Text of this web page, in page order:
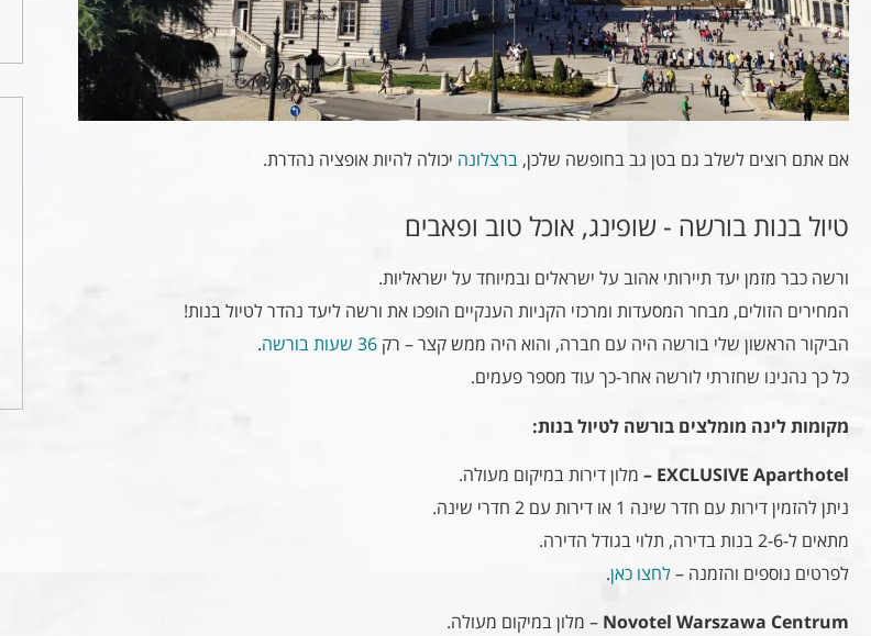
אם אתם רוצים לשלב גם בטן גב בחופשה שלכן, ברצלונה יכולה להיות אופציה נהדרת.
טיול בנות בורשה - שופינג, אוכל טוב ופאבים
ורשה כבר מזמן יעד תיירותי אהוב על ישראלים ובמיוחד על ישראליות.
המחירים הזולים, מבחר המסעדות ומרכזי הקניות הענקיים הופכו את ורשה ליעד נהדר לטיול בנות!
הביקור הראשון שלי בורשה היה עם חברה, והוא היה ממש קצר – רק 36 שעות בורשה
.
כל כך נהנינו שחזרתי לורשה אחר-כך עוד מספר פעמים.
מקומות לינה מומלצים בורשה לטיול בנות:
EXCLUSIVE Aparthotel –
מלון דירות במיקום מעולה.
ניתן להזמין דירות עם חדר שינה 1 או דירות עם 2 חדרי שינה.
מתאים ל-2-6 בנות בדירה, תלוי בגודל הדירה.
לפרטים נוספים והזמנה –לחצו כאן.
Novotel Warszawa Centrum – מלון במיקום מעולה.